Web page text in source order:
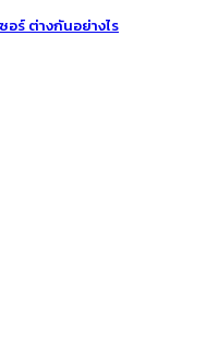
อร์ ต่างกันอย่างไร